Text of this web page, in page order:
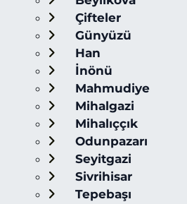
Çifteler
Günyüzü
Han
İnönü
Mahmudiye
Mihalgazi
Mihalıççık
Odunpazarı
Seyitgazi
Sivrihisar
Tepebaşı